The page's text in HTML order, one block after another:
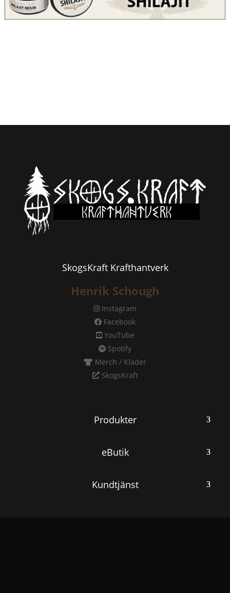
SkogsKraft Krafthantverk
Henrik Schough
Instagram
Facebook
YouTube
Spotify
Merch / Kläder
SkogsKraft
Produkter
eButik
Kundtjänst